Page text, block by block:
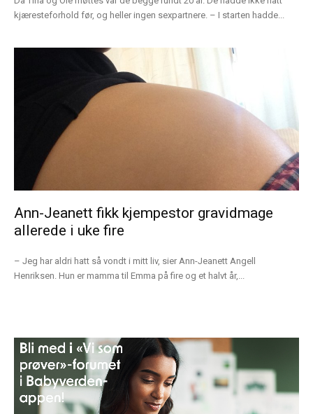
kjæresteforhold før, og heller ingen sexpartnere. – I starten hadde...
Ann-Jeanett fikk kjempestor gravidmage
allerede i uke fire
– Jeg har aldri hatt så vondt i mitt liv, sier Ann-Jeanett Angell
Henriksen. Hun er mamma til Emma på fire og et halvt år,...